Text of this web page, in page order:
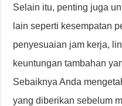
Selain itu, penting juga
lain seperti kesempatan
penyesuaian jam kerja,
keuntungan tambahan
Sebaiknya Anda
yang diberikan sebelum